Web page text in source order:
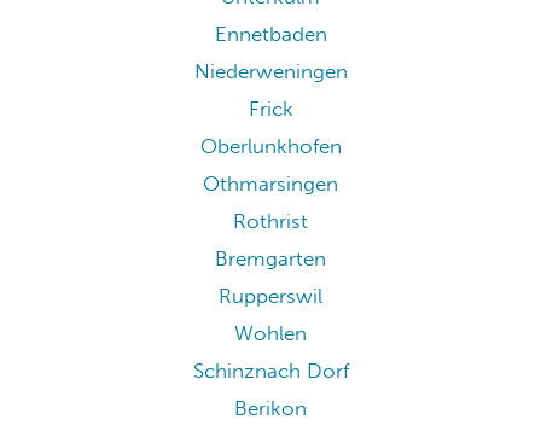
Ennetbaden
Niederweningen
Frick
Oberlunkhofen
Othmarsingen
Rothrist
Bremgarten
Rupperswil
Wohlen
Schinznach Dorf
Berikon